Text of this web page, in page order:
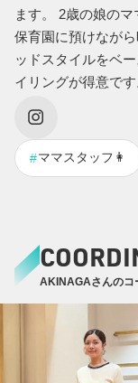
ます。 2歳の娘の
保育園に預けなが
ッドスタイルをベ
イリングが得意で
った提案から、ト
広くスタイリング
客様の背景に寄り
ントリーとなりま
るよう、精一杯努
#ママスタッフ👩
AKINAGAさんのコ